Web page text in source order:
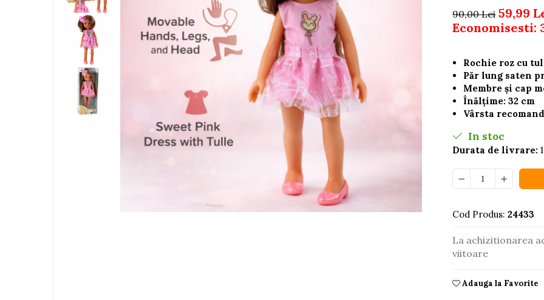
Utilaje constructii R/C
Interactive, educative si muzicale
Saltelute si centre de activitati
90,00 Lei 59,99
Economisesti:
Rochie roz cu
Păr lung saten
Membre și cap
Înălțime: 32 cm
Vârsta
In stoc
Durata de livrare:
Cod Produs: 24433
La achizitionarea
viitoare
Adauga la Favorite